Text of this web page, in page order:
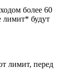
более 60
будут
лимит, перед